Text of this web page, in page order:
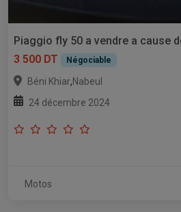
Piaggio fly 50 a vendre a cause
3 500 DT
Négociable
Béni Khiar,Nabeul
24 décembre 2024
Motos